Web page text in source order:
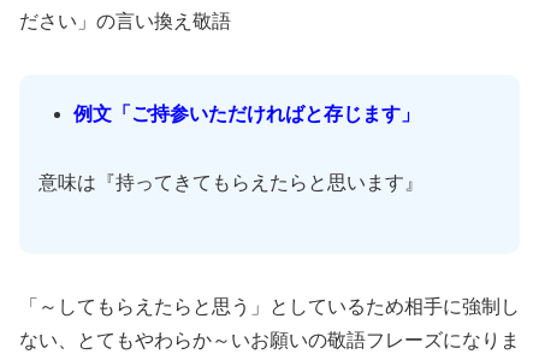
ださい」の言い換え敬語
例文「ご持参いただければと存じます」
意味は『持ってきてもらえたらと思います』
「～してもらえたらと思う」としているため相手に強制し
ない、とてもやわらか～いお願いの敬語フレーズになりま